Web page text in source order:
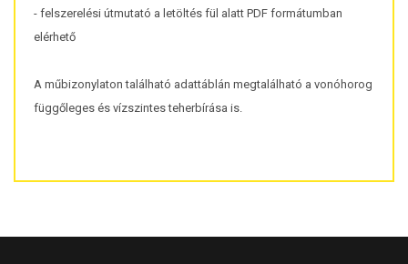
- felszerelési útmutató a letöltés fül alatt PDF formátumban
elérhető
A műbizonylaton található adattáblán megtalálható a vonóhorog
függőleges és vízszintes teherbírása is.